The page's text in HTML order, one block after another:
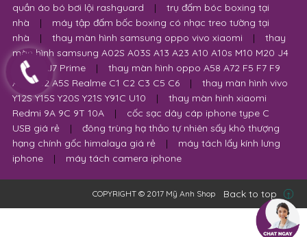
quần áo bó bơi lội rashguard
|
trụ đấm bóc boxing tại
nhà
|
máy tập đấm bốc boxing có nhạc treo tường tại
nhà
| thay màn hình samsung oppo vivo xiaomi |
thay
màn hình samsung A02S A03S A13 A23 A10 A10s M10 M20 J4
J6 Plus J7 Prime
|
thay màn hình oppo A58 A72 F5 F7 F9
A53 A32 A5S Realme C1 C2 C3 C5 C6
|
thay màn hình vivo
Y12S Y15S Y20S Y21S Y91C U10
|
thay màn hình xiaomi
Redmi 9A 9C 9T 10A
|
cốc sạc dây cáp iphone type C
USB giá rẻ
|
đông trùng hạ thảo tự nhiên sấy khô thượng
hạng chính gốc himalaya giá rẻ
|
máy tách lấy kính lưng
iphone
| máy tách camera iphone
COPYRIGHT © 2017 Mỹ Anh Shop Back to top